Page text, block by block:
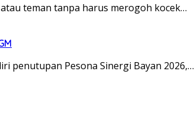
teman tanpa harus merogoh kocek…
penutupan Pesona Sinergi Bayan 2026,…